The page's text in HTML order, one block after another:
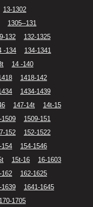
13-1302
1305--131
132
132-1325
-134
134-1341
14 -140
1418-142
1434-1439
147-14t
14t-15
1509
1509-151
152
152-1522
154
154-1546
15t-16
16-1603
162
162-1625
1639
1641-1645
170-1705